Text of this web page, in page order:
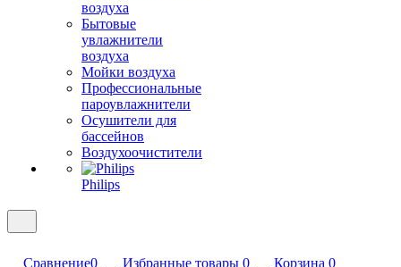
воздуха
Бытовые
увлажнители
воздуха
Мойки воздуха
Профессиональные
пароувлажнители
Осушители для
бассейнов
Воздухоочистители
Philips
Сравнение0 Избранные товары 0 Корзина 0